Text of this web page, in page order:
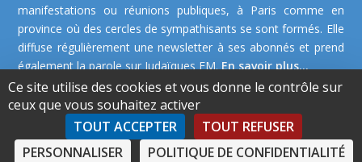
manifestations ou réunions publiques, à Paris comme en
province où des cercles de sympathisants se sont formés. Elle
diffuse régulièrement une newsletter à ses abonnés et prend
également la parole sur Judaïques FM. En savoir plus...
©2026 La Paix Maintenant -Plan de site
Ce site utilise des cookies et vous donne le contrôle sur
ceux que vous souhaitez activer
TOUT ACCEPTER
TOUT REFUSER
PERSONNALISER
POLITIQUE DE CONFIDENTIALITÉ